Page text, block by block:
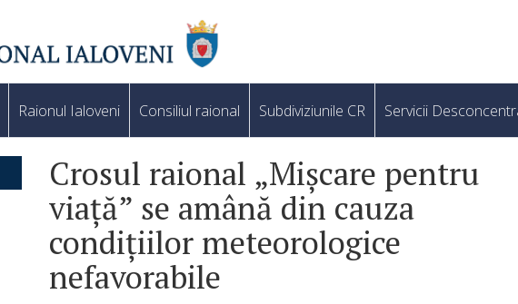
Raionul Ialoveni Consiliul raional Subdiviziunile CR Servicii
Crosul raional „Mișcare pentru
viață” se amână din cauza
condițiilor meteorologice
nefavorabile